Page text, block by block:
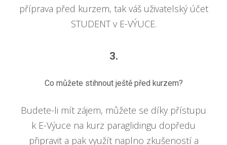
příprava před kurzem, tak váš uživatelský účet
STUDENT v E-VÝUCE.
3.
Co můžete stihnout ještě před kurzem?
Budete-li mít zájem, můžete se díky přístupu
k E-Výuce na kurz paraglidingu dopředu
připravit a pak využít naplno zkušeností a